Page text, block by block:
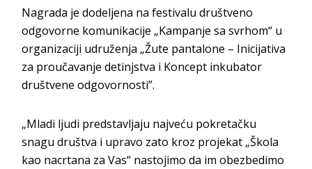
Nagrada je dodeljena na festivalu društveno
odgovorne komunikacije „Kampanje sa svrhom“ u
organizaciji udruženja „Žute pantalone – Inicijativa
za proučavanje detinjstva i Koncept inkubator
društvene odgovornosti”.
„Mladi ljudi predstavljaju najveću pokretačku
snagu društva i upravo zato kroz projekat „Škola
kao nacrtana za Vas“ nastojimo da im obezbedimo